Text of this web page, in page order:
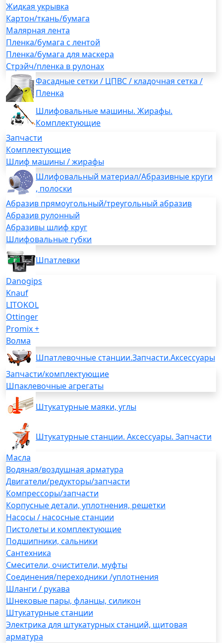
Жидкая укрывка
Картон/ткань/бумага
Малярная лента
Пленка/бумага с лентой
Пленка/бумага для маскера
Стрэйч/пленка в рулонах
Фасадные сетки / ЦПВС / кладочная сетка /
Пленка
Шлифовальные машины. Жирафы.
Комплектующие
Запчасти
Комплектующие
Шлиф машины / жирафы
Шлифовальный материал/Абразивные круги
, полоски
Абразив прямоугольный/треугольный абразив
Абразив рулонный
Абразивы шлиф круг
Шлифовальные губки
Шпатлевки
Danogips
Knauf
LITOKOL
Ottinger
Promix +
Волма
Шпатлевочные станции.Запчасти.Аксессуары
Запчасти/комплектующие
Шпаклевочные агрегаты
Штукатурные маяки, углы
Штукатурные станции. Аксессуары. Запчасти
Масла
Водяная/воздушная арматура
Двигатели/редукторы/запчасти
Компрессоры/запчасти
Корпусные детали, уплотнения, решетки
Насосы / насосные станции
Пистолеты и комплектующие
Подшипники, сальники
Сантехника
Смесители, очистители, муфты
Соединения/переходники /уплотнения
Шланги / рукава
Шнековые пары, фланцы, силикон
Штукатурные станции
Электрика для штукатурных станций, щитовая
арматура